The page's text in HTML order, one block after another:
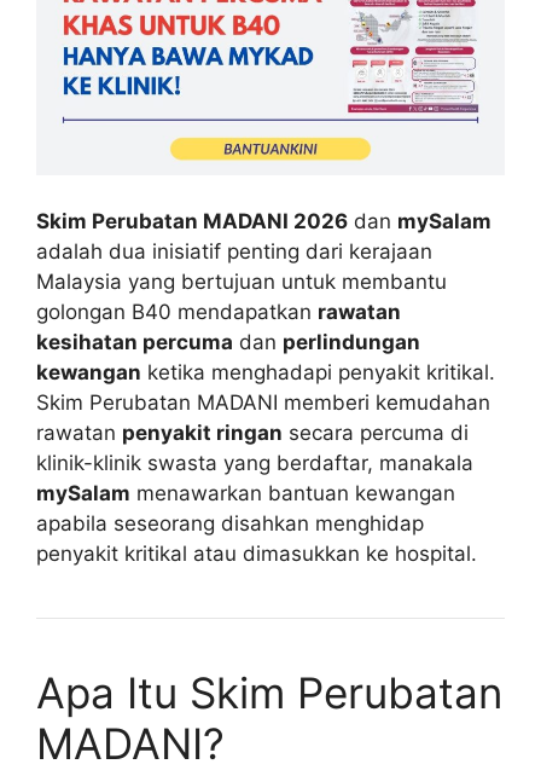
Skim Perubatan MADANI 2026 dan mySalam
adalah dua inisiatif penting dari kerajaan
Malaysia yang bertujuan untuk membantu
golongan B40 mendapatkan rawatan
kesihatan percuma dan perlindungan
kewangan ketika menghadapi penyakit kritikal.
Skim Perubatan MADANI memberi kemudahan
rawatan penyakit ringan secara percuma di
klinik-klinik swasta yang berdaftar, manakala
mySalam menawarkan bantuan kewangan
apabila seseorang disahkan menghidap
penyakit kritikal atau dimasukkan ke hospital.
Apa Itu Skim Perubatan
MADANI?